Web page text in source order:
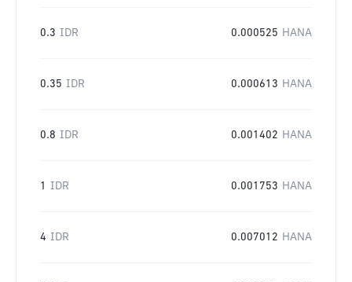
0.3 IDR 0.000525 HANA
0.35 IDR 0.000613 HANA
0.8 IDR 0.001402 HANA
1 IDR 0.001753 HANA
4 IDR 0.007012 HANA